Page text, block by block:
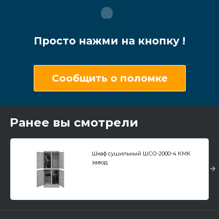
Просто нажми на кнопку !
Сообщить о поломке
Ранее вы смотрели
Шкаф сушильный ШСО-2000-4 КМК
завод